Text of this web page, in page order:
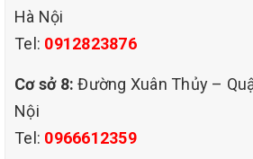
Hà Nội
Tel: 0912823876
Cơ sở 8:Đường Xuân Thủy –
Nội
Tel: 0966612359